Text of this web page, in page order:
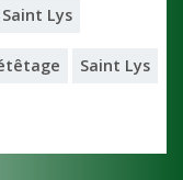
Lys
Saint Lys